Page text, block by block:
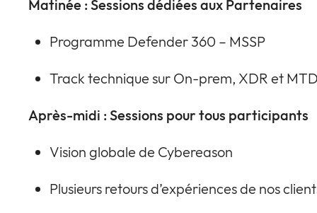
Matinée : Sessions dédiées aux Partenaires
Programme Defender 360 – MSSP
Track technique sur On-prem, XDR et
Après-midi : Sessions pour tous participants
Vision globale de Cybereason
Plusieurs retours d’expériences de nos